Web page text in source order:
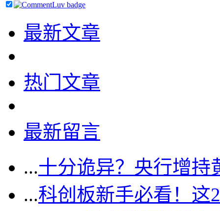
最新文章
热门文章
最新留言
...十分诡异？央行增持
...科创板新手必看！这